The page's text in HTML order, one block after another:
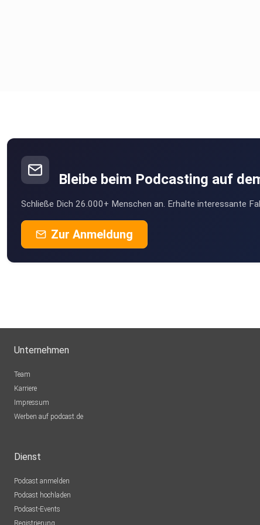
Bleibe beim Podcasting auf
Schließe Dich 26.000+ Menschen an. Erhalte interessante
Zur Anmeldung
Unternehmen
Team
Karriere
Impressum
Werben auf podcast.de
Dienst
Podcast anmelden
Podcast hochladen
Podcast-Events
Registrierung